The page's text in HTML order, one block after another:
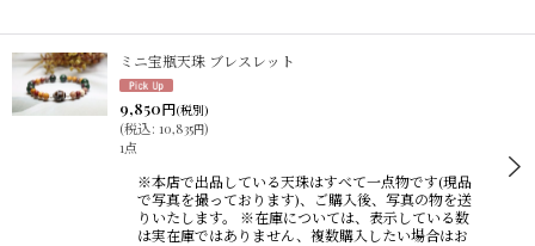
ミニ宝瓶天珠 ブレスレット
9,850円(税別)
(税込: 10,835円)
1点
※本店で出品している天珠はすべて一点物です(現品
で写真を撮っております)、ご購入後、写真の物を送
りいたします。 ※在庫については、表示している数
は実在庫ではありません、複数購入したい場合はお